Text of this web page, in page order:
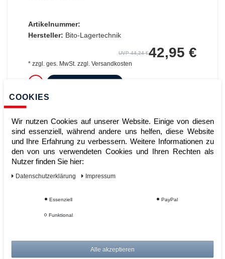
Artikelnummer:
Hersteller: Bito-Lagertechnik
UVP 44,24 €42,95 €
* zzgl. ges. MwSt.zzgl. Versandkosten
Bito Eurostapelbehälter XL C0290-
0041Bito Eurostapelbehälter XL
COOKIES
Wir nutzen Cookies auf unserer Website. Einige von diesen
sind essenziell, während andere uns helfen, diese Website
und Ihre Erfahrung zu verbessern. Weitere Informationen zu
den von uns verwendeten Cookies und Ihren Rechten als
Nutzer finden Sie hier:
Daten­schutz­erklärung Impressum
Essenziell PayPal
Funktional
Alle akzeptieren